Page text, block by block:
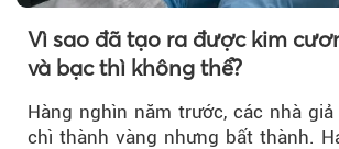
Vì sao đã tạo ra được kim
và bạc thì không thể?
Hàng nghìn năm trước, các nhà
chì thành vàng nhưng bất thành.